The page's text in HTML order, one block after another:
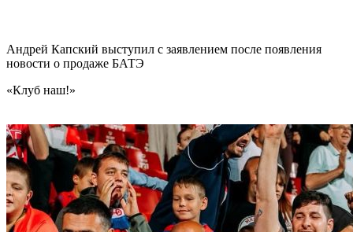
Андрей Капский выступил с заявлением после появления
новости о продаже БАТЭ
«Клуб наш!»